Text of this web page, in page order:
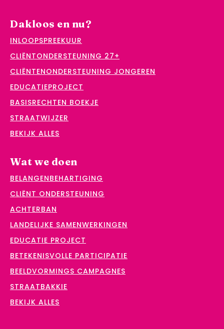
Dakloos en nu?
INLOOPSPREEKUUR
CLIËNTONDERSTEUNING 27+
CLIËNTENONDERSTEUNING JONGEREN
EDUCATIEPROJECT
BASISRECHTEN BOEKJE
STRAATWIJZER
BEKIJK ALLES
Wat we doen
BELANGENBEHARTIGING
CLIËNT ONDERSTEUNING
ACHTERBAN
LANDELIJKE SAMENWERKINGEN
EDUCATIE PROJECT
BETEKENISVOLLE PARTICIPATIE
BEELDVORMINGS CAMPAGNES
STRAATBAKKIE
BEKIJK ALLES